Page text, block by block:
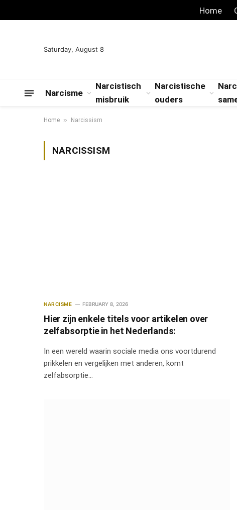
Home
Saturday, August 8
Narcisme
Narcistisch
misbruik
Narcistische
ouders
Home » Narcissism
NARCISSISM
NARCISME FEBRUARY 8, 2026
Hier zijn enkele titels voor artikelen over
zelfabsorptie in het Nederlands:
In een wereld waarin sociale media ons voortdurend
prikkelen en vergelijken met anderen, komt
zelfabsorptie…